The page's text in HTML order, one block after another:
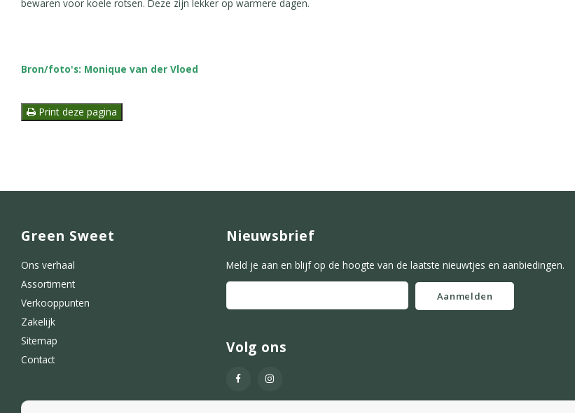
bewaren voor koele rotsen. Deze zijn lekker op warmere dagen.
Bron/foto's: Monique van der Vloed
Print deze pagina
Green Sweet
Ons verhaal
Assortiment
Verkooppunten
Zakelijk
Sitemap
Contact
Nieuwsbrief
Meld je aan en blijf op de hoogte van de laatste nieuwtjes en aanbiedingen.
Aanmelden
Volg ons